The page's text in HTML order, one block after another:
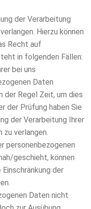
der Verarbeitung
Hierzu können
Recht auf
in folgenden Fällen:
bei uns
Daten
der Regel Zeit, um dies
der Prüfung haben Sie
der Verarbeitung Ihrer
verlangen.
personenbezogenen
geschieht, können
der
Daten nicht